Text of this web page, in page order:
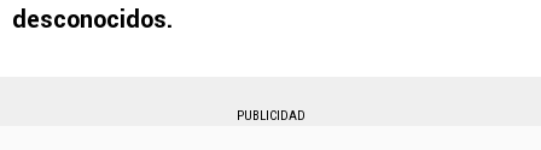
desconocidos.
PUBLICIDAD